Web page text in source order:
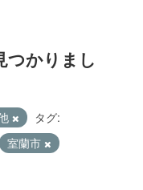
つかりまし
タグ:
室蘭市